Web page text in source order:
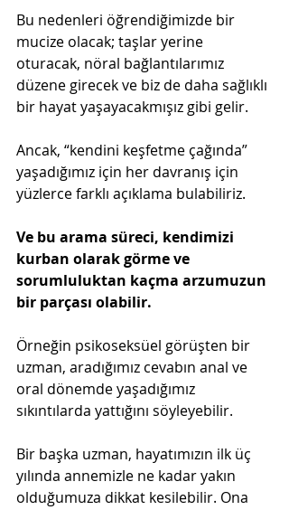
Bu nedenleri öğrendiğimizde bir
mucize olacak; taşlar yerine
oturacak, nöral bağlantılarımız
düzene girecek ve biz de daha sağlıklı
bir hayat yaşayacakmışız gibi gelir.
Ancak, “kendini keşfetme çağında”
yaşadığımız için her davranış için
yüzlerce farklı açıklama bulabiliriz.
Ve bu arama süreci, kendimizi
kurban olarak görme ve
sorumluluktan kaçma arzumuzun
bir parçası olabilir.
Örneğin psikoseksüel görüşten bir
uzman, aradığımız cevabın anal ve
oral dönemde yaşadığımız
sıkıntılarda yattığını söyleyebilir.
Bir başka uzman, hayatımızın ilk üç
yılında annemizle ne kadar yakın
olduğumuza dikkat kesilebilir. Ona